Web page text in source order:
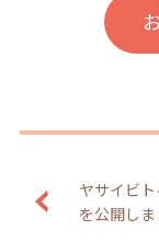
ヤサイビ
を公開しま